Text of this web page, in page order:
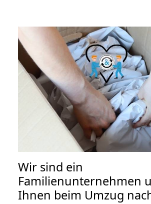
Wir sind ein
Familienunternehmen
Ihnen beim Umzug